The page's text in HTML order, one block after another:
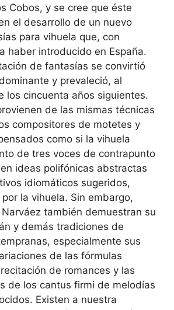
Cobos, y se cree que éste
el desarrollo de un nuevo
para vihuela que, con
haber introducido en España.
de fantasías se convirtió
y prevaleció, al
los cincuenta años siguientes.
de las mismas técnicas
compositores de motetes y
como si la vihuela
de tres voces de contrapunto
ideas polifónicas abstractas
idiomáticos sugeridos,
la vihuela. Sin embargo,
también demuestran su
y demás tradiciones de
especialmente sus
de las fórmulas
de romances y las
de los cantus firmi de melodías
Existen a nuestra